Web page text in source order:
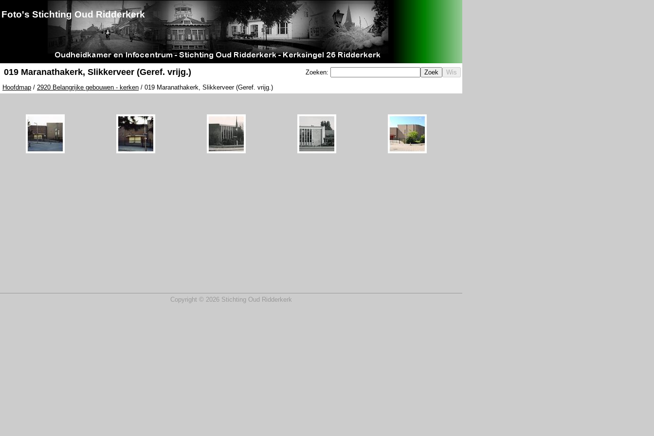
Foto's Stichting Oud Ridderkerk
019 Maranathakerk, Slikkerveer (Geref. vrijg.) Zoeken:
Hoofdmap / 2920 Belangrijke gebouwen - kerken / 019 Maranathakerk, Slikkerveer (Geref. vrijg.)
Copyright © 2026 Stichting Oud Ridderkerk